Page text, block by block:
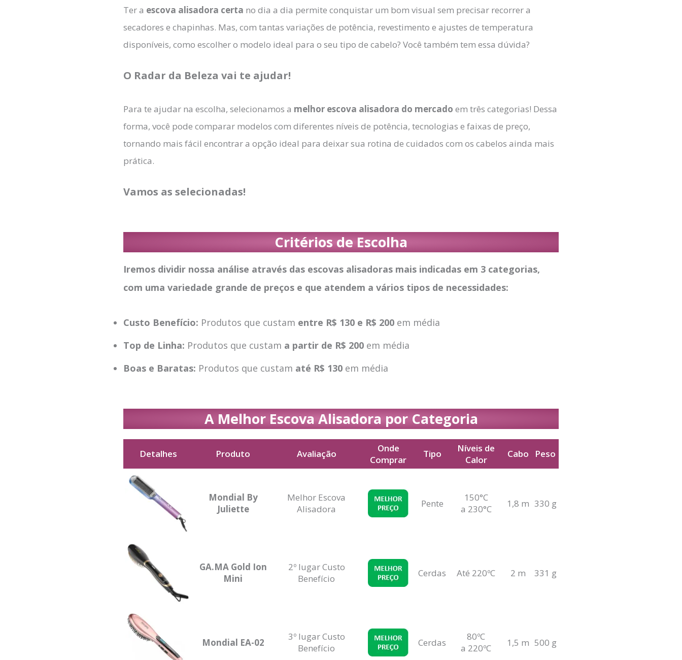
Ter a escova alisadora certa no dia a dia permite conquistar um bom visual sem precisar recorrer a
secadores e chapinhas. Mas, com tantas variações de potência, revestimento e ajustes de temperatura
disponíveis, como escolher o modelo ideal para o seu tipo de cabelo? Você também tem essa dúvida?
O Radar da Beleza vai te ajudar!
Para te ajudar na escolha, selecionamos a melhor escova alisadora do mercado em três categorias! Dessa
forma, você pode comparar modelos com diferentes níveis de potência, tecnologias e faixas de preço,
tornando mais fácil encontrar a opção ideal para deixar sua rotina de cuidados com os cabelos ainda mais
prática.
Vamos as selecionadas!
Critérios de Escolha
Iremos dividir nossa análise através das escovas alisadoras mais indicadas em 3 categorias,
com uma variedade grande de preços e que atendem a vários tipos de necessidades:
Custo Benefício: Produtos que custam entre R$ 130 e R$ 200 em média
Top de Linha: Produtos que custam a partir de R$ 200 em média
Boas e Baratas: Produtos que custam até R$ 130 em média
A Melhor Escova Alisadora por Categoria
Detalhes Produto Avaliação
Onde
Comprar
Tipo
Níveis de
Calor
Cabo
Peso
Detalhes
Mondial By
Juliette
Melhor Escova
Alisadora
Pente
150°C
a 230°C
1,8 m 330 g
GA.MA Gold Ion
Mini
2º lugar Custo
Benefício
Cerdas Até 220ºC 2 m 331 g
Mondial EA-02
3º lugar Custo
Benefício
Cerdas
80ºC
a 220ºC
1,5 m 500 g